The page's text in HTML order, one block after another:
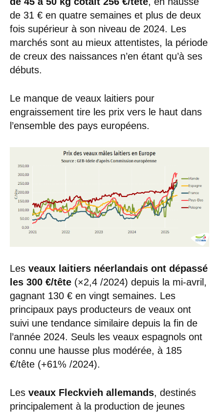
de 31 € en quatre semaines et plus de deux
fois supérieur à son niveau de 2024. Les
marchés sont au mieux attentistes, la période
de creux des naissances n’en étant qu’à ses
débuts.
Le manque de veaux laitiers pour
engraissement tire les prix vers le haut dans
l’ensemble des pays européens.
Les veaux laitiers néerlandais ont dépassé
les 300 €/tête (×2,4 /2024) depuis la mi-avril,
gagnant 130 € en vingt semaines. Les
principaux pays producteurs de veaux ont
suivi une tendance similaire depuis la fin de
l’année 2024. Seuls les veaux espagnols ont
connu une hausse plus modérée, à 185
€/tête (+61% /2024).
Les veaux Fleckvieh allemands, destinés
principalement à la production de jeunes